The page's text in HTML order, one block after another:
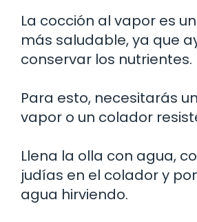
La cocción al vapor es
más saludable, ya que
conservar los nutrientes.
Para esto, necesitarás
vapor o un colador
Llena la olla con agua,
judías en el colador y
agua hirviendo.